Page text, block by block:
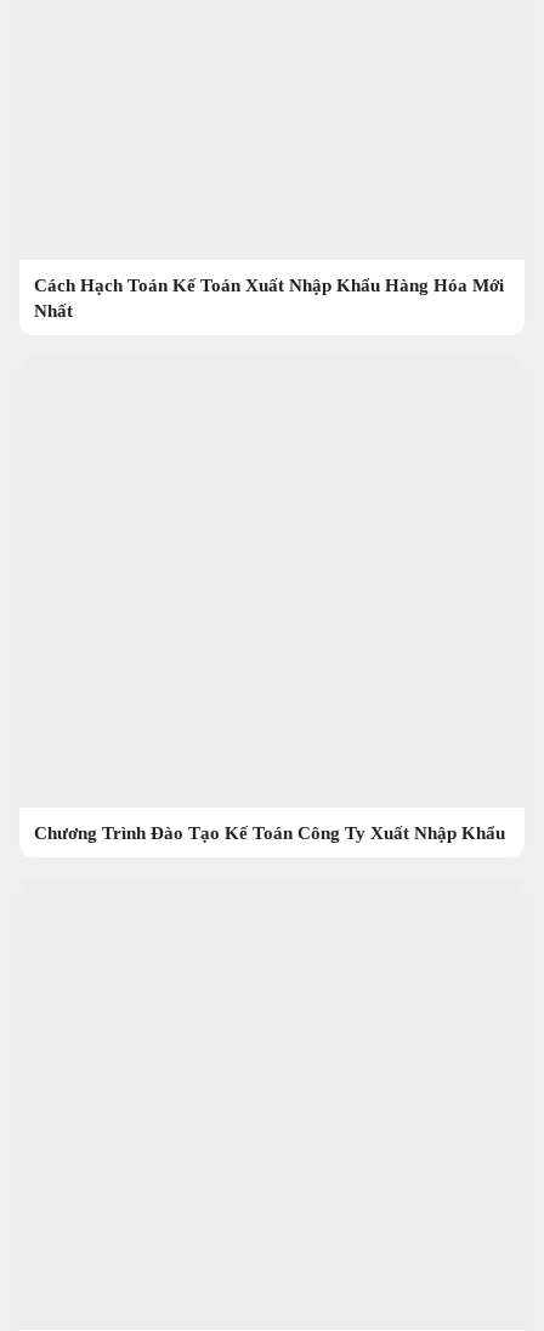
Cách Hạch Toán Kế Toán Xuất Nhập Khẩu Hàng Hóa Mới
Nhất
Chương Trình Đào Tạo Kế Toán Công Ty Xuất Nhập Khẩu